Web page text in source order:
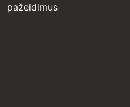
pažeidimus